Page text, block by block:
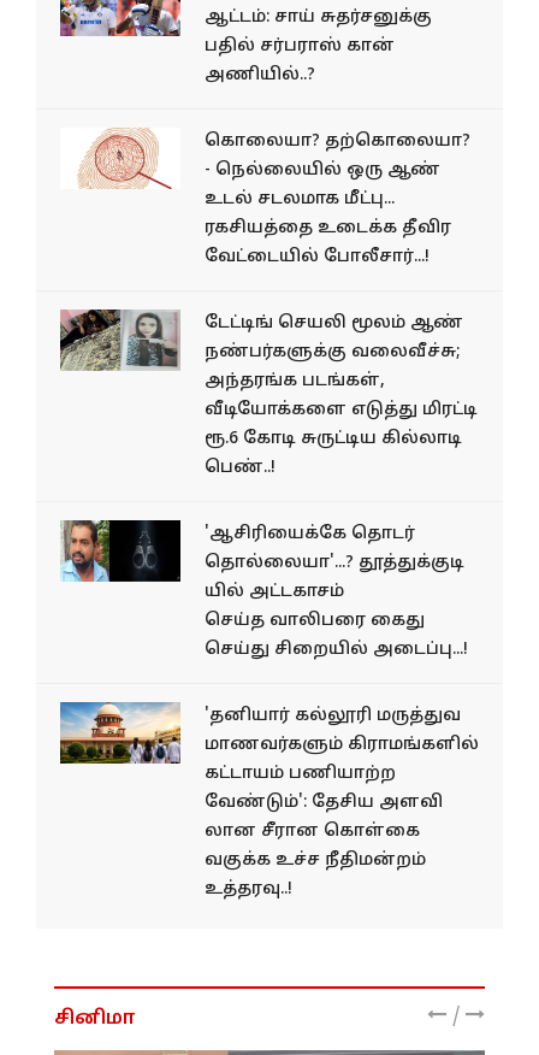
ஆட்டம்: சாய் சுதர்சனுக்கு
பதில் சர்பராஸ் கான்
அணியில்..?
கொலையா? தற்கொலையா?
- நெல்லையில் ஒரு ஆண்
உடல் சடலமாக மீட்பு...
ரகசியத்தை உடைக்க தீவிர
வேட்டையில் போலீசார்...!
டேட்டிங் செயலி மூலம் ஆண்
நண்பர்களுக்கு வலைவீச்சு;
அந்தரங்க படங்கள்,
வீடியோக்களை எடுத்து மிரட்டி
ரூ.6 கோடி சுருட்டிய கில்லாடி
பெண்..!
'ஆசிரியைக்கே தொடர்
தொல்லையா'...? தூத்துக்குடி
யில் அட்டகாசம்
செய்த வாலிபரை கைது
செய்து சிறையில் அடைப்பு...!
'தனியார் கல்லூரி மருத்துவ
மாணவர்களும் கிராமங்களில்
கட்டாயம் பணியாற்ற
வேண்டும்': தேசிய அளவி​
லான சீரான கொள்​கை
வகுக்க உச்ச நீதிமன்றம்
உத்தரவு..!
சினிமா /